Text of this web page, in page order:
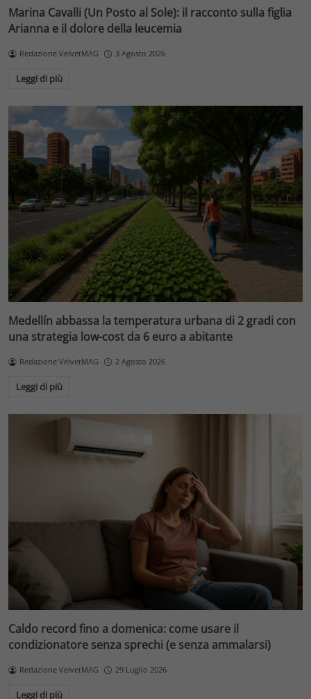
Marina Cavalli (Un Posto al Sole): il racconto sulla figlia
Arianna e il dolore della leucemia
Redazione VelvetMAG 3 Agosto 2026
Leggi di più
Medellín abbassa la temperatura urbana di 2 gradi con
una strategia low-cost da 6 euro a abitante
Redazione VelvetMAG 2 Agosto 2026
Leggi di più
Caldo record fino a domenica: come usare il
condizionatore senza sprechi (e senza ammalarsi)
Redazione VelvetMAG 29 Luglio 2026
Leggi di più